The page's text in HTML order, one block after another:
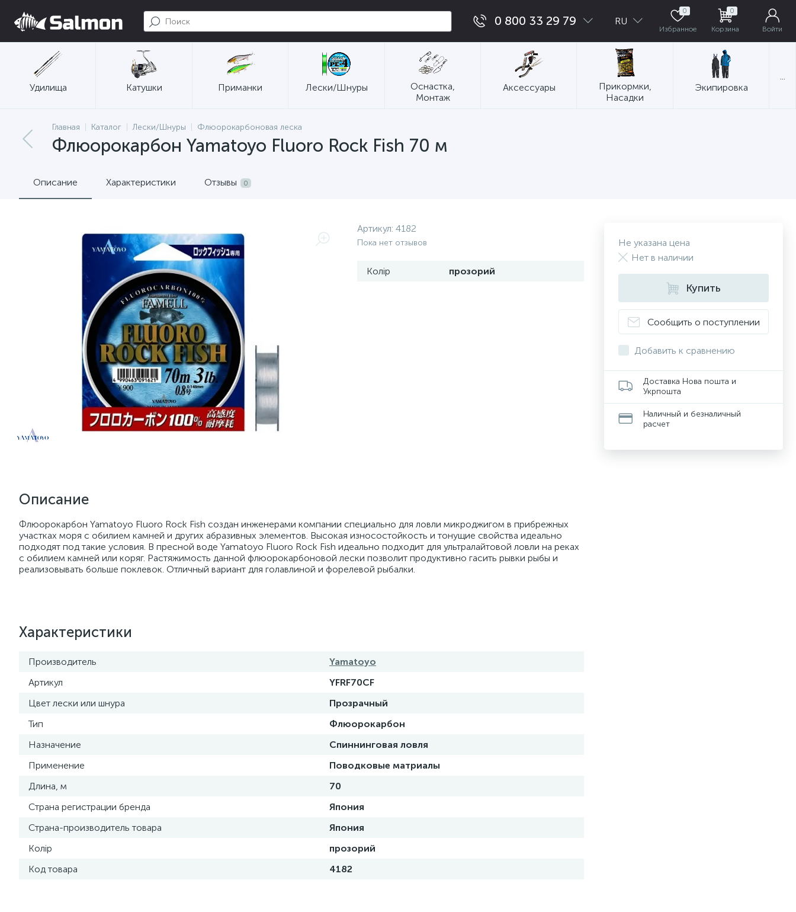
0 800 33 29 79 RU
0
Избранное
0
Корзина Войти
Удилища Катушки Приманки Лески/Шнуры
Оснастка,
Монтаж
Аксессуары
Прикормки,
Насадки
Экипировка
Главная Каталог Лески/Шнуры Флюорокарбоновая леска
Флюорокарбон Yamatoyo Fluoro Rock Fish 70 м
Описание Характеристики Отзывы 0
Артикул: 4182
Пока нет отзывов
Колір прозорий
Описание
Флюорокарбон Yamatoyo Fluoro Rock Fish создан инженерами компании специально для ловли микроджигом в прибрежных
участках моря с обилием камней и других абразивных элементов. Высокая износостойкость и тонущие свойства идеально
подходят под такие условия. В пресной воде Yamatoyo Fluoro Rock Fish идеально подходит для ультралайтовой ловли на реках
с обилием камней или коряг. Растяжимость данной флюорокарбоновой лески позволит продуктивно гасить рывки рыбы и
реализовывать больше поклевок. Отличный вариант для голавлиной и форелевой рыбалки.
Характеристики
Производитель
Yamatoyo
Артикул
YFRF70CF
Цвет лески или шнура
Прозрачный
Тип
Флюорокарбон
Назначение
Спиннинговая ловля
Применение
Поводковые матриалы
Длина, м
70
Страна регистрации бренда
Япония
Страна-производитель товара
Япония
Колір
прозорий
Код товара
4182
Не указана цена
Нет в наличии
Купить
Сообщить о поступлении
Добавить к сравнению
Доставка Нова пошта и
Укрпошта
Наличный и безналичный
расчет